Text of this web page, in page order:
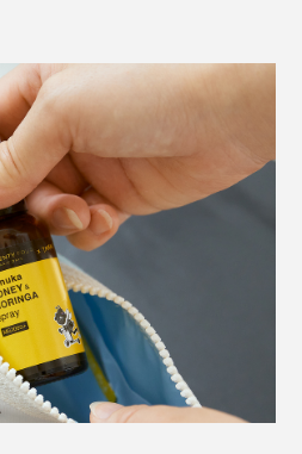
がやさしくて、苦味もなく、
、朝起きた時、家を出る前、
ュシュッと。
ワーウォーター」を使ってい
い処方。徹底したこだわりを感